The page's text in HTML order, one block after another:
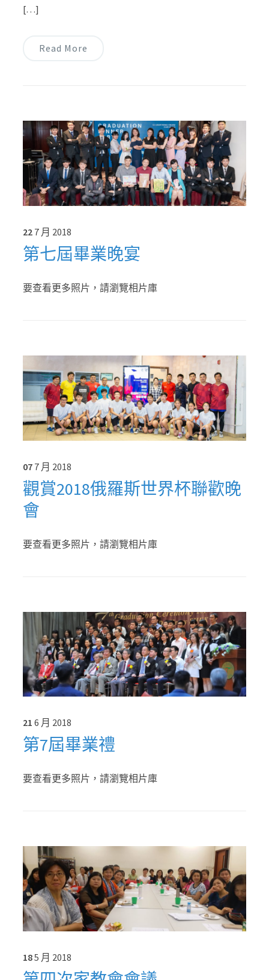
[…]
Read More
22 7 月 2018
第七屆畢業晚宴
要查看更多照片，請瀏覽相片庫
07 7 月 2018
觀賞2018俄羅斯世界杯聯歡晚
會
要查看更多照片，請瀏覽相片庫
21 6 月 2018
第7屆畢業禮
要查看更多照片，請瀏覽相片庫
185 月 2018